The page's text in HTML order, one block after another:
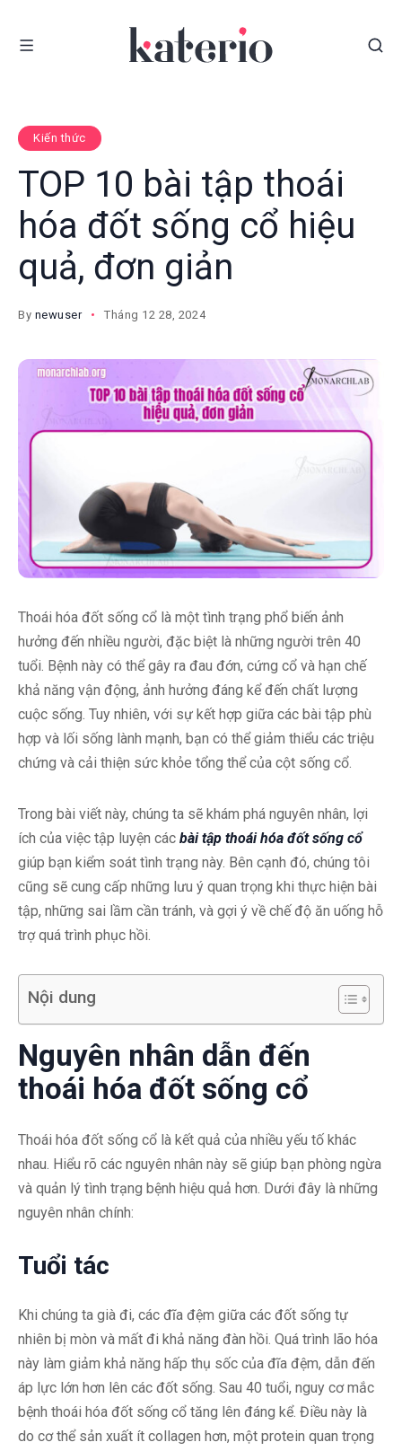
Kiến thức
TOP 10 bài tập thoái
hóa đốt sống cổ hiệu
quả, đơn giản
By newuser Tháng 12 28, 2024
Thoái hóa đốt sống cổ là một tình trạng phổ biến ảnh
hưởng đến nhiều người, đặc biệt là những người trên 40
tuổi. Bệnh này có thể gây ra đau đớn, cứng cổ và hạn chế
khả năng vận động, ảnh hưởng đáng kể đến chất lượng
cuộc sống. Tuy nhiên, với sự kết hợp giữa các bài tập phù
hợp và lối sống lành mạnh, bạn có thể giảm thiểu các triệu
chứng và cải thiện sức khỏe tổng thể của cột sống cổ.
Trong bài viết này, chúng ta sẽ khám phá nguyên nhân, lợi
ích của việc tập luyện các bài tập thoái hóa đốt sống cổ
giúp bạn kiểm soát tình trạng này. Bên cạnh đó, chúng tôi
cũng sẽ cung cấp những lưu ý quan trọng khi thực hiện bài
tập, những sai lầm cần tránh, và gợi ý về chế độ ăn uống hỗ
trợ quá trình phục hồi.
Nội dung
Nguyên nhân dẫn đến
thoái hóa đốt sống cổ
Thoái hóa đốt sống cổ là kết quả của nhiều yếu tố khác
nhau. Hiểu rõ các nguyên nhân này sẽ giúp bạn phòng ngừa
và quản lý tình trạng bệnh hiệu quả hơn. Dưới đây là những
nguyên nhân chính:
Tuổi tác
Khi chúng ta già đi, các đĩa đệm giữa các đốt sống tự
nhiên bị mòn và mất đi khả năng đàn hồi. Quá trình lão hóa
này làm giảm khả năng hấp thụ sốc của đĩa đệm, dẫn đến
áp lực lớn hơn lên các đốt sống. Sau 40 tuổi, nguy cơ mắc
bệnh thoái hóa đốt sống cổ tăng lên đáng kể. Điều này là
do cơ thể sản xuất ít collagen hơn, một protein quan trọng